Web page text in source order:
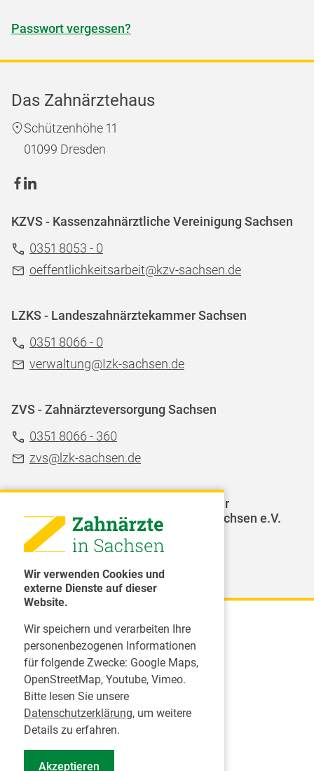
Wir verwenden Cookies und
externe Dienste auf dieser
Website.
Wir speichern und verarbeiten Ihre
personenbezogenen Informationen
für folgende Zwecke: Google Maps,
OpenStreetMap, Youtube, Vimeo.
Bitte lesen Sie unsere
Datenschutzerklärung, um weitere
Details zu erfahren.
Akzeptieren
Passwort vergessen?
Das Zahnärztehaus
Schützenhöhe 11
01099 Dresden
KZVS - Kassenzahnärztliche Vereinigung Sachsen
0351 8053 - 0
oeffentlichkeitsarbeit@kzv-sachsen.de
LZKS - Landeszahnärztekammer Sachsen
0351 8066 - 0
verwaltung@Izk-sachsen.de
ZVS - Zahnärzteversorgung Sachsen
0351 8066 - 360
zvs@lzk-sachsen.de
LAGZ - Landesarbeitsgemeinschaft für
Jugendzahnpflege des Freistaates Sachsen e.V.
Karriere
Inserate
Praktikum in einer Zahnarztpraxis
Jobs im Zahnärztehaus
Presse
Pressemitteilungen